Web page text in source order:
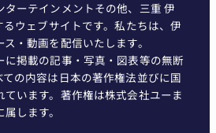
ターテインメントその他、三重 伊
ウェブサイトです。私たちは、伊
・動画を配信いたします。
掲載の記事・写真・図表等の無断
の内容は日本の著作権法並びに国
います。著作権は株式会社ユーま
します。